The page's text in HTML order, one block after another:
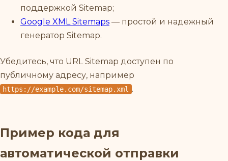
поддержкой Sitemap;
Google XML Sitemaps — простой и надежный
генератор Sitemap.
Убедитесь, что URL Sitemap доступен по
публичному адресу, например
https://example.com/sitemap.xml .
Пример кода для
автоматической отправки